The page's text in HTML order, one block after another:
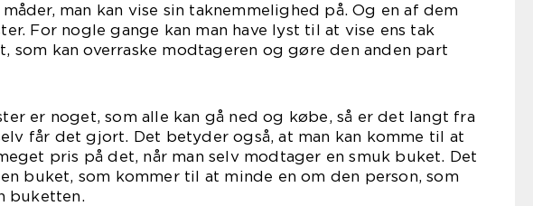
man kan vise sin taknemmelighed på. Og en af dem
For nogle gange kan man have lyst til at vise ens tak
som kan overraske modtageren og gøre den anden part
glad.
er noget, som alle kan gå ned og købe, så er det langt fra
får det gjort. Det betyder også, at man kan komme til at
pris på det, når man selv modtager en smuk buket. Det
buket, som kommer til at minde en om den person, som
en buketten.